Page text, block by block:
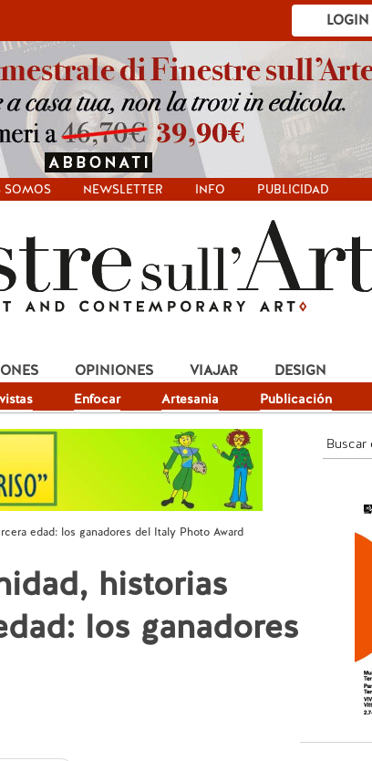
LOGIN
SOMOS NEWSLETTER INFO PUBLICIDAD
Enfocar Artesania Publicación
OPINIONES VIAJAR DESIGN
edad: los ganadores del Italy Photo Award
historias
los ganadores